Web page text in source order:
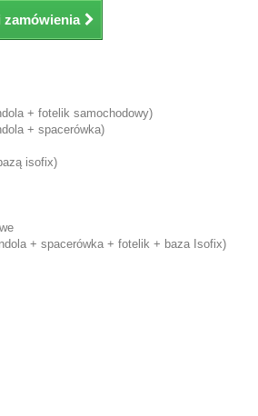
zamówienia
+ fotelik samochodowy)
+ spacerówka)
isofix)
+ spacerówka + fotelik + baza Isofix)